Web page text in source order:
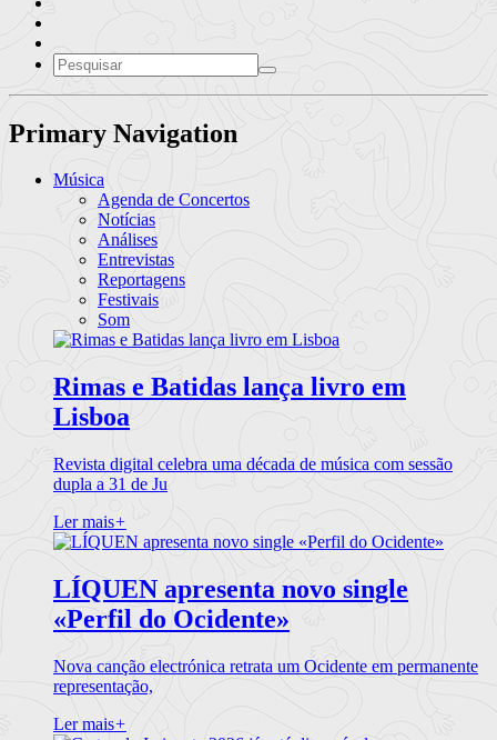
Primary Navigation
Música
Agenda de Concertos
Notícias
Análises
Entrevistas
Reportagens
Festivais
Som
Rimas e Batidas lança livro em
Lisboa
Revista digital celebra uma década de música com sessão
dupla a 31 de Ju
Ler mais+
LÍQUEN apresenta novo single
«Perfil do Ocidente»
Nova canção electrónica retrata um Ocidente em permanente
representação,
Ler mais+